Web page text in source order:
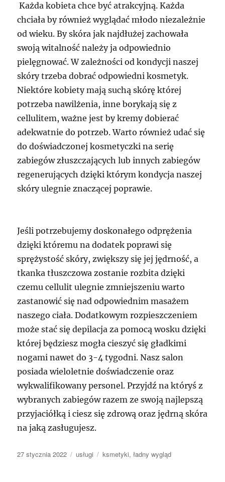
Każda kobieta chce być atrakcyjną. Każda
chciała by również wyglądać młodo niezależnie
od wieku. By skóra jak najdłużej zachowała
swoją witalność należy ja odpowiednio
pielęgnować. W zależności od kondycji naszej
skóry trzeba dobrać odpowiedni kosmetyk.
Niektóre kobiety mają suchą skórę której
potrzeba nawilżenia, inne borykają się z
cellulitem, ważne jest by kremy dobierać
adekwatnie do potrzeb. Warto również udać się
do doświadczonej kosmetyczki na serię
zabiegów złuszczających lub innych zabiegów
regenerujących dzięki którym kondycja naszej
skóry ulegnie znaczącej poprawie.
Jeśli potrzebujemy doskonałego odprężenia
dzięki któremu na dodatek poprawi się
sprężystość skóry, zwiększy się jej jędrność, a
tkanka tłuszczowa zostanie rozbita dzięki
czemu cellulit ulegnie zmniejszeniu warto
zastanowić się nad odpowiednim masażem
naszego ciała. Dodatkowym rozpieszczeniem
może stać się depilacja za pomocą wosku dzięki
której będziesz mogła cieszyć się gładkimi
nogami nawet do 3-4 tygodni. Nasz salon
posiada wieloletnie doświadczenie oraz
wykwalifikowany personel. Przyjdź na któryś z
wybranych zabiegów razem ze swoją najlepszą
przyjaciółką i ciesz się zdrową oraz jędrną skóra
na jaką zasługujesz.
Data
27 stycznia 2022 Kategorie
usługi Tagi
ksmetyki,ładny wygląd